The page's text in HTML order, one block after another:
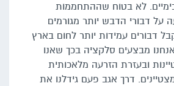
לא בטוח שההתחממות
על דבורי הדבש יותר מגורמים
דבורים עמידות יותר לחום בארץ
מבצעים סלקציה בכך שאנו
ובעזרת הזרעה מלאכותית
דרך אגב פעם גידלנו את